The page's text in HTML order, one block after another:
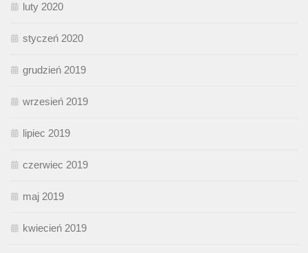
luty 2020
styczeń 2020
grudzień 2019
wrzesień 2019
lipiec 2019
czerwiec 2019
maj 2019
kwiecień 2019